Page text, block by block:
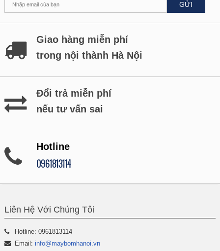
GỬI
Giao hàng miễn phí
trong nội thành Hà Nội
Đổi trả miễn phí
nếu tư vấn sai
Hotline
0961813114
Liên Hệ Với Chúng Tôi
Hotline: 0961813114
Email: info@maybomhanoi.vn